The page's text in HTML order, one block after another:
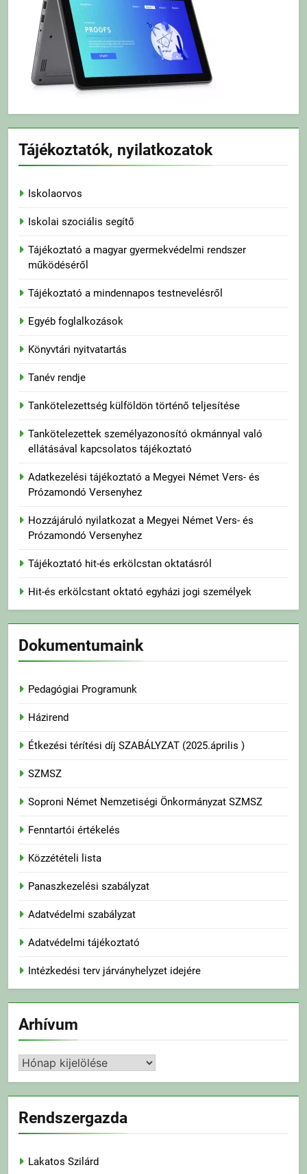
Tájékoztatók, nyilatkozatok
Iskolaorvos
Iskolai szociális segítő
Tájékoztató a magyar gyermekvédelmi rendszer
működéséről
Tájékoztató a mindennapos testnevelésről
Egyéb foglalkozások
Könyvtári nyitvatartás
Tanév rendje
Tankötelezettség külföldön történő teljesítése
Tankötelezettek személyazonosító okmánnyal való
ellátásával kapcsolatos tájékoztató
Adatkezelési tájékoztató a Megyei Német Vers- és
Prózamondó Versenyhez
Hozzájáruló nyilatkozat a Megyei Német Vers- és
Prózamondó Versenyhez
Tájékoztató hit-és erkölcstan oktatásról
Hit-és erkölcstant oktató egyházi jogi személyek
Dokumentumaink
Pedagógiai Programunk
Házirend
Étkezési térítési díj SZABÁLYZAT (2025.április )
SZMSZ
Soproni Német Nemzetiségi Önkormányzat SZMSZ
Fenntartói értékelés
Közzétételi lista
Panaszkezelési szabályzat
Adatvédelmi szabályzat
Adatvédelmi tájékoztató
Intézkedési terv járványhelyzet idejére
Arhívum
Arhívum
Rendszergazda
Lakatos Szilárd